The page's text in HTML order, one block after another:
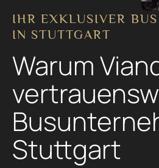
IHR EXKLUSIVER
IN STUTTGART
Warum
Stuttgart